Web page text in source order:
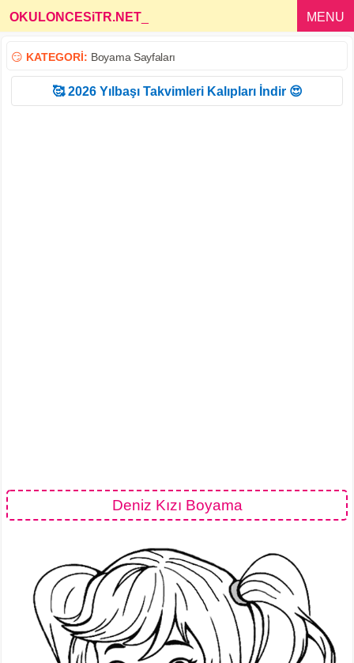
OKULONCESiTR.NET MENU
😏 KATEGORİ: Boyama Sayfaları
🥰 2026 Yılbaşı Takvimleri Kalıpları İndir 😍
Deniz Kızı Boyama